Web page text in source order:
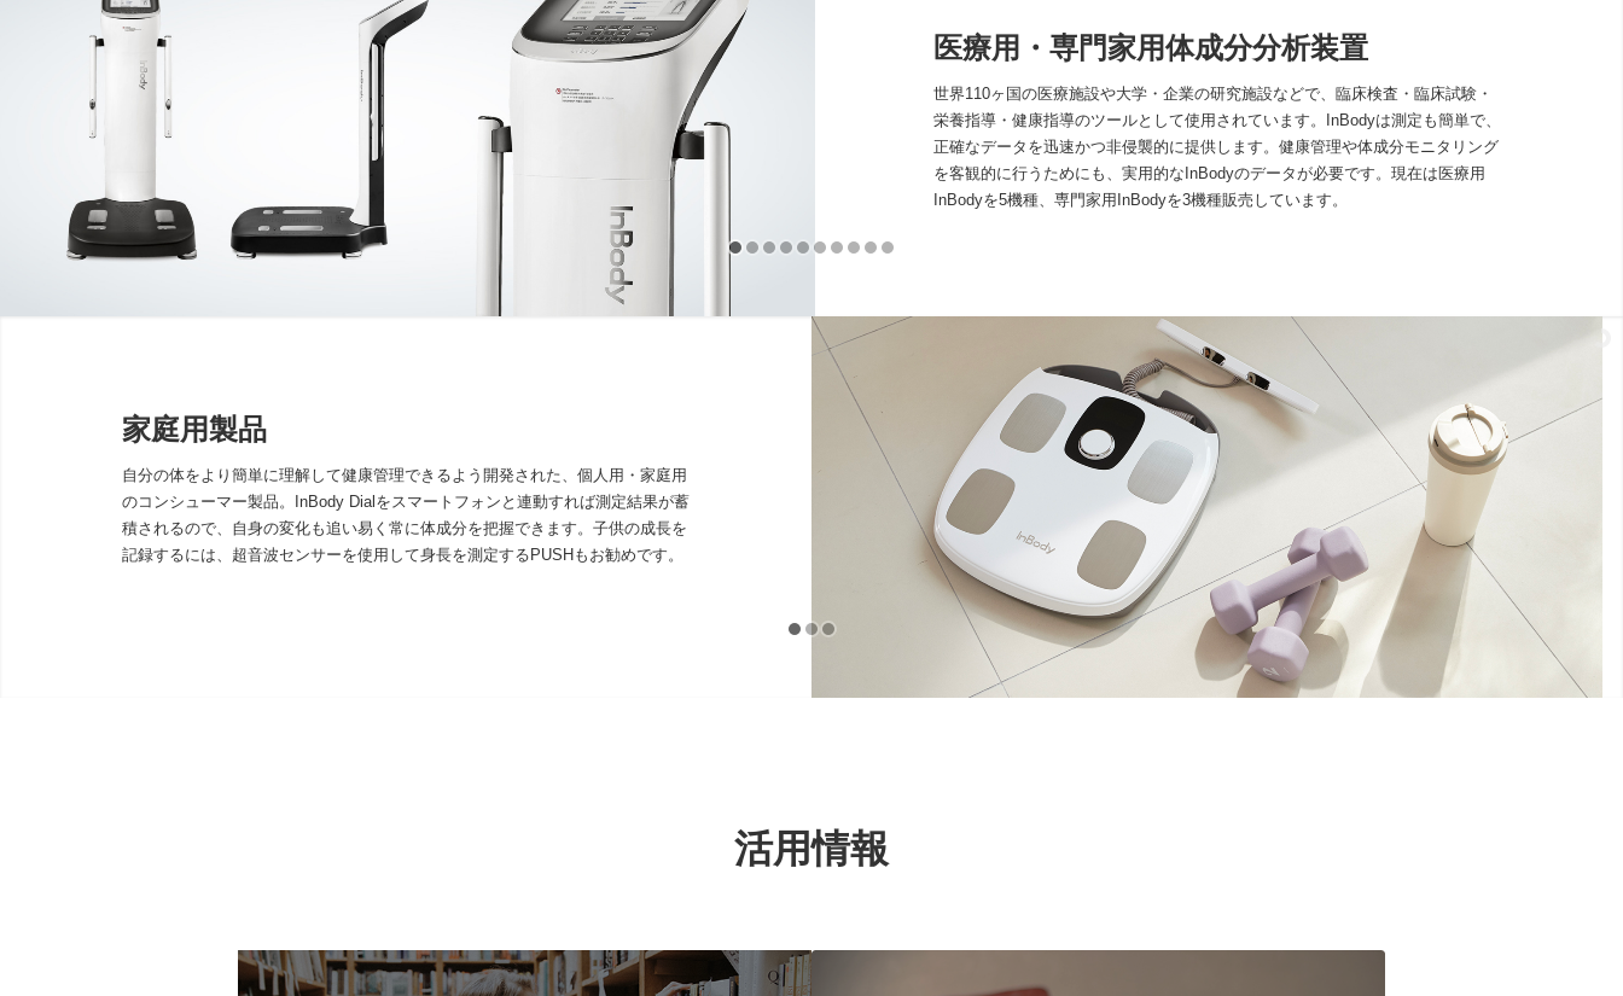
医療用・専門家用体成分分析装置
世界110ヶ国の医療施設や大学・企業の研究施設などで、臨床検査・臨床試験・
栄養指導・健康指導のツールとして使用されています。InBodyは測定も簡単で、
正確なデータを迅速かつ非侵襲的に提供します。健康管理や体成分モニタリング
を客観的に行うためにも、実用的なInBodyのデータが必要です。現在は医療用
InBodyを5機種、専門家用InBodyを3機種販売しています。
家庭用製品
自分の体をより簡単に理解して健康管理できるよう開発された、個人用・家庭用
のコンシューマー製品。InBody Dialをスマートフォンと連動すれば測定結果が蓄
積されるので、自身の変化も追い易く常に体成分を把握できます。子供の成長を
記録するには、超音波センサーを使用して身長を測定するPUSHもお勧めです。
活用情報